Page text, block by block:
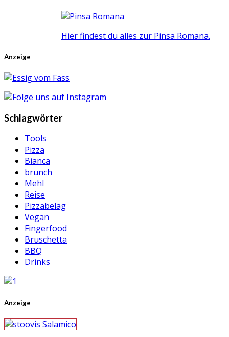
Hier findest du alles zur Pinsa Romana.
Anzeige
Schlagwörter
Tools
Pizza
Bianca
brunch
Mehl
Reise
Pizzabelag
Vegan
Fingerfood
Bruschetta
BBQ
Drinks
Anzeige